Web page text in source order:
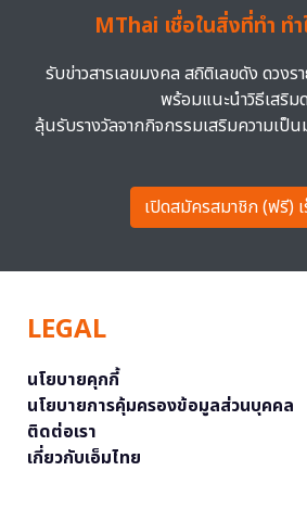
MThai เชื่อในสิ่งที่ทำ ท
รับข่าวสารเลขมงคล สถิติเลขดัง ดวงร
พร้อมแนะนำวิธีเสริม
ลุ้นรับรางวัลจากกิจกรรมเสริมความเป็
เปิดสมัครสมาชิก (ฟรี)
LEGAL
นโยบายคุกกี้
นโยบายการคุ้มครองข้อมูลส่วนบุคคล
ติดต่อเรา
เกี่ยวกับเอ็มไทย